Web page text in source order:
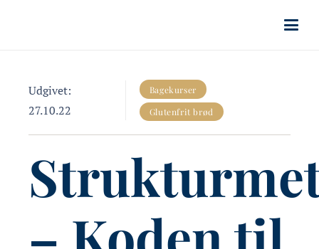
Udgivet:
27.10.22
Bagekurser
Glutenfrit brød